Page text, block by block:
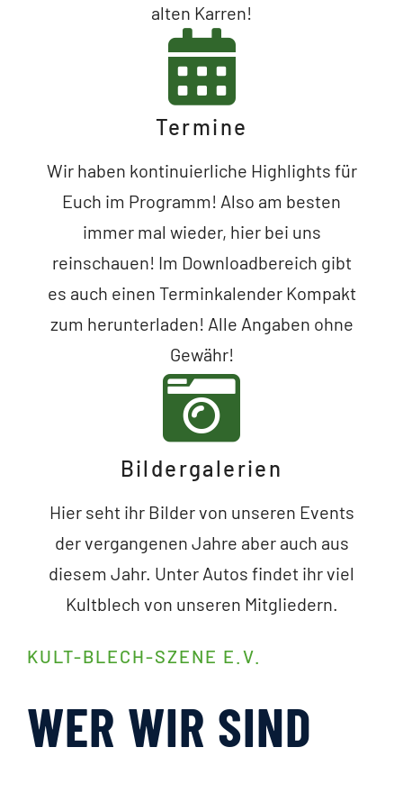
alten Karren!
Termine
Wir haben kontinuierliche Highlights für
Euch im Programm! Also am besten
immer mal wieder, hier bei uns
reinschauen! Im Downloadbereich gibt
es auch einen Terminkalender Kompakt
zum herunterladen! Alle Angaben ohne
Gewähr!
Bildergalerien
Hier seht ihr Bilder von unseren Events
der vergangenen Jahre aber auch aus
diesem Jahr. Unter Autos findet ihr viel
Kultblech von unseren Mitgliedern.
KULT-BLECH-SZENE E.V.
WER WIR SIND